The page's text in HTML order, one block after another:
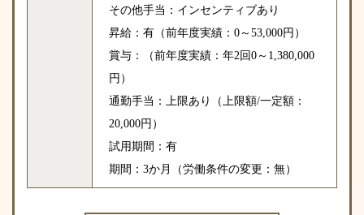
その他手当：インセンティブあり
昇給：有（前年度実績：0～53,000円）
賞与：（前年度実績：年2回0～1,380,000
円）
通勤手当：上限あり（上限額/一定額：
20,000円）
試用期間：有
期間：3か月（労働条件の変更：無）